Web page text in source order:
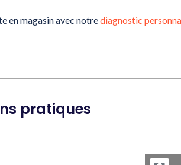
en magasin avec notrediagnostic
pratiques